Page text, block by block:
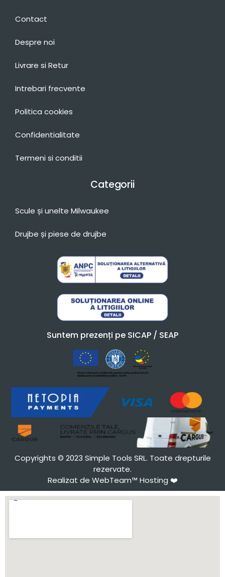
Contact
Despre noi
Livrare si Retur
Intrebari frecvente
Politica cookies
Confidentialitate
Termeni si conditii
Categorii
Scule și unelte Milwaukee
Drujbe și piese de drujbe
Suntem prezenți pe SICAP / SEAP
Copyrights © 2023 Simple Tools SRL. Toate drepturile
rezervate.
Realizat de WebTeam™ Hosting ❤️